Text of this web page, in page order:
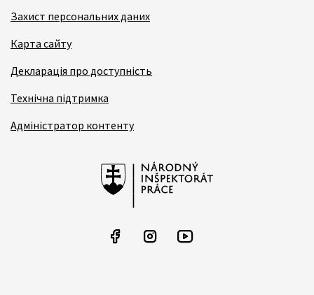
Захист персональних даних
Карта сайту
Декларація про доступність
Технічна підтримка
Адміністратор контенту